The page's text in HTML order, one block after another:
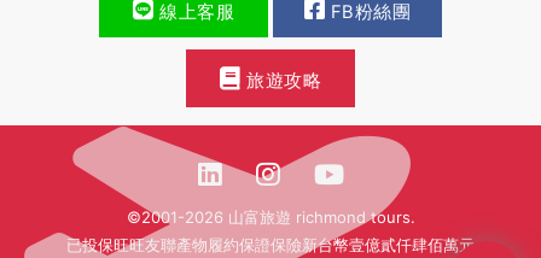
線上客服 FB粉絲團
旅遊攻略
©2001-2026 山富旅遊 richmond tours.
已投保旺旺友聯產物履約保證保險新台幣壹億貳仟肆佰萬元